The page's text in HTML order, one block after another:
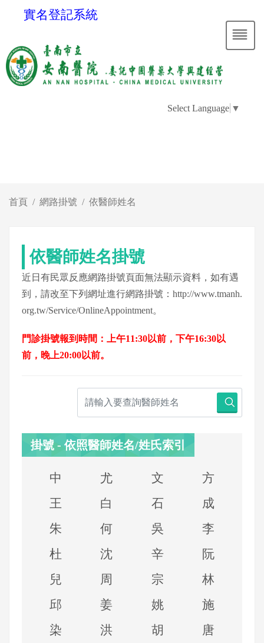
實名登記系統
Select Language ▼
首頁 網路掛號 依醫師姓名
依醫師姓名掛號
近日有民眾反應網路掛號頁面無法顯示資料，如有遇
到，請改至下列網址進行網路掛號： http://www.tmanh.
org.tw/Service/OnlineAppointment。
門診掛號報到時間：上午11:30以前，下午16:30以
前，晚上20:00以前。
掛號 - 依照醫師姓名/姓氏索引
中 尤 文
方
王
白 石
成
朱
何 吳
李
杜
沈 辛
阮
兒
周 宗
林
邱
姜 姚
施
染
洪 胡
唐